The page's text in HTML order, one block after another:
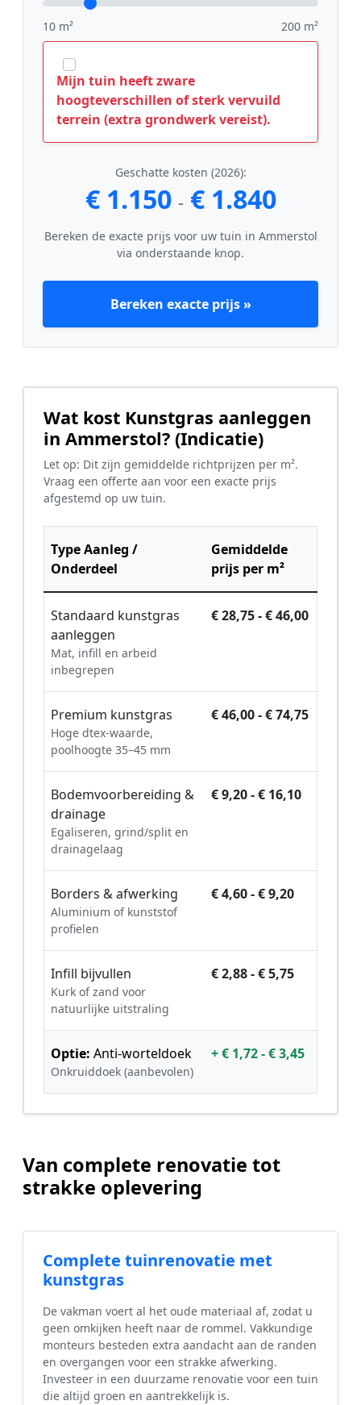
10 m² 200 m²
Mijn tuin heeft zware
hoogteverschillen of sterk vervuild
terrein (extra grondwerk vereist).
Geschatte kosten (2026):
€ 1.150 - € 1.840
Bereken de exacte prijs voor uw tuin in Ammerstol
via onderstaande knop.
Bereken exacte prijs »
Wat kost Kunstgras aanleggen
in Ammerstol? (Indicatie)
Let op: Dit zijn gemiddelde richtprijzen per m².
Vraag een offerte aan voor een exacte prijs
afgestemd op uw tuin.
Type Aanleg /
Onderdeel
Gemiddelde
prijs per m²
Standaard kunstgras
aanleggen
Mat, infill en arbeid
inbegrepen
€ 28,75 - € 46,00
Premium kunstgras
Hoge dtex-waarde,
poolhoogte 35–45 mm
€ 46,00 - € 74,75
Bodemvoorbereiding &
drainage
Egaliseren, grind/split en
drainagelaag
€ 9,20 - € 16,10
Borders & afwerking
Aluminium of kunststof
profielen
€ 4,60 - € 9,20
Infill bijvullen
Kurk of zand voor
natuurlijke uitstraling
€ 2,88 - € 5,75
Optie: Anti-worteldoek
Onkruiddoek (aanbevolen)
+ € 1,72 - € 3,45
Van complete renovatie tot
strakke oplevering
Complete tuinrenovatie met
kunstgras
De vakman voert al het oude materiaal af, zodat u
geen omkijken heeft naar de rommel. Vakkundige
monteurs besteden extra aandacht aan de randen
en overgangen voor een strakke afwerking.
Investeer in een duurzame renovatie voor een tuin
die altijd groen en aantrekkelijk is.